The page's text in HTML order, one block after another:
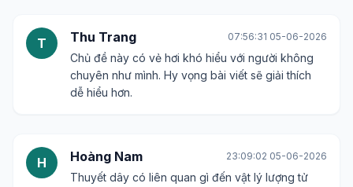
T Thu Trang 07:56:31 05-06-2026
Chủ đề này có vẻ hơi khó hiểu với người không
chuyên như mình. Hy vọng bài viết sẽ giải thích
dễ hiểu hơn.
H Hoàng Nam 23:09:02 05-06-2026
Thuyết dây có liên quan gì đến vật lý lượng tử